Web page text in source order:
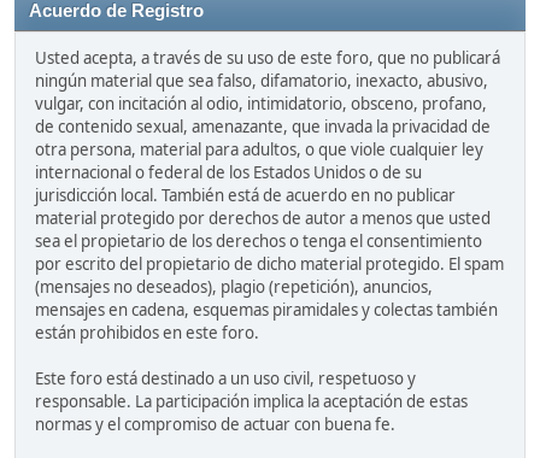
Acuerdo de Registro
Usted acepta, a través de su uso de este foro, que no publicará
ningún material que sea falso, difamatorio, inexacto, abusivo,
vulgar, con incitación al odio, intimidatorio, obsceno, profano,
de contenido sexual, amenazante, que invada la privacidad de
otra persona, material para adultos, o que viole cualquier ley
internacional o federal de los Estados Unidos o de su
jurisdicción local. También está de acuerdo en no publicar
material protegido por derechos de autor a menos que usted
sea el propietario de los derechos o tenga el consentimiento
por escrito del propietario de dicho material protegido. El spam
(mensajes no deseados), plagio (repetición), anuncios,
mensajes en cadena, esquemas piramidales y colectas también
están prohibidos en este foro.
Este foro está destinado a un uso civil, respetuoso y
responsable. La participación implica la aceptación de estas
normas y el compromiso de actuar con buena fe.